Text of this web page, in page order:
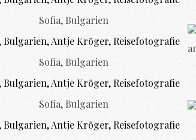
Sofia, Bulgarien
Sofia, Bulgarien
Sofia, Bulgarien